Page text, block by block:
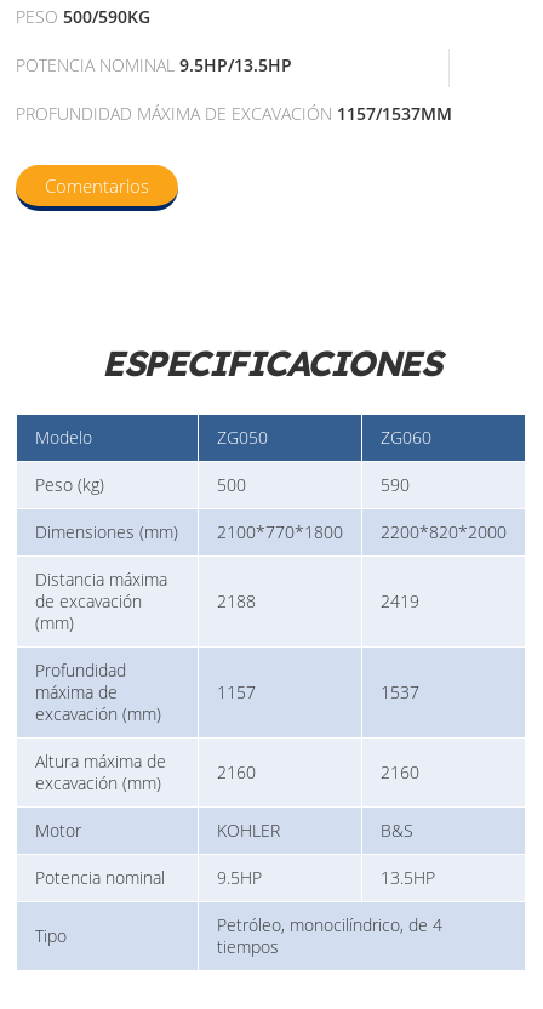
PESO500/590KG
POTENCIA NOMINAL9.5HP/13.5HP
PROFUNDIDAD MÁXIMA DE EXCAVACIÓN 1157/1537MM
Comentarios
ESPECIFICACIONES
Modelo ZG050 ZG060
Peso (kg) 500 590
Dimensiones (mm) 2100*770*1800 2200*820*2000
Distancia máxima
de excavación
(mm)
2188 2419
Profundidad
máxima de
excavación (mm)
1157 1537
Altura máxima de
excavación (mm)
2160 2160
Motor KOHLER B&S
Potencia nominal 9.5HP 13.5HP
Tipo
Petróleo, monocilíndrico, de 4
tiempos